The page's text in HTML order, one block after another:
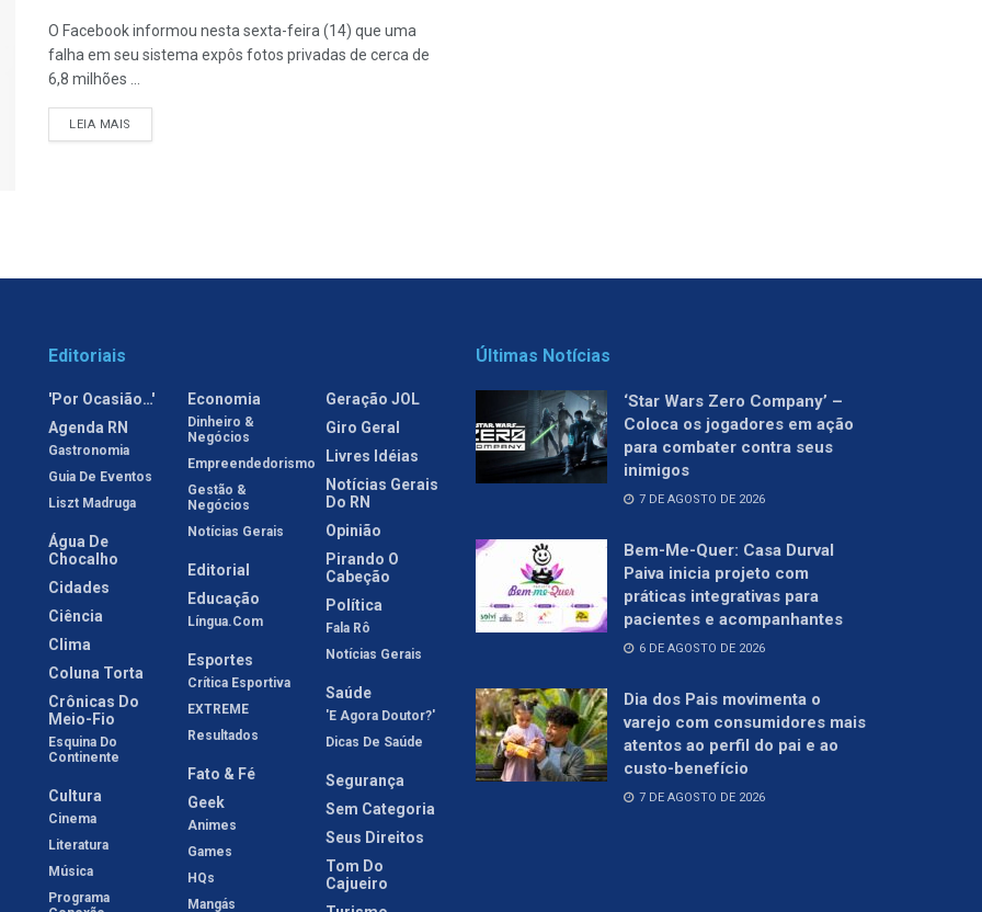
O Facebook informou nesta sexta-feira (14) que uma
falha em seu sistema expôs fotos privadas de cerca de
6,8 milhões ...
LEIA MAIS
Editoriais
'Por Ocasião…'
Agenda RN
Gastronomia
Guia De Eventos
Liszt Madruga
Água De
Chocalho
Cidades
Ciência
Clima
Coluna Torta
Crônicas Do
Meio-Fio
Esquina Do
Continente
Cultura
Cinema
Literatura
Música
Programa
Economia
Dinheiro &
Negócios
Empreendedorismo
Gestão &
Negócios
Notícias Gerais
Editorial
Educação
Língua.com
Esportes
Crítica Esportiva
EXTREME
Resultados
Fato & Fé
Geek
Animes
Games
HQs
Mangás
Geração JOL
Giro Geral
Livres Idéias
Notícias Gerais
Do RN
Opinião
Pirando O
Cabeção
Política
Fala Rô
Notícias Gerais
Saúde
'E Agora Doutor?'
Dicas De Saúde
Segurança
Sem Categoria
Seus Direitos
Tom Do
Cajueiro
Últimas Notícias
‘Star Wars Zero Company’ –
Coloca os jogadores em ação
para combater contra seus
inimigos
7 DE AGOSTO DE 2026
Bem-Me-Quer: Casa Durval
Paiva inicia projeto com
práticas integrativas para
pacientes e acompanhantes
6 DE AGOSTO DE 2026
Dia dos Pais movimenta o
varejo com consumidores mais
atentos ao perfil do pai e ao
custo-benefício
7 DE AGOSTO DE 2026